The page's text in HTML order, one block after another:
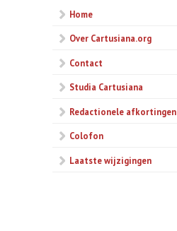
Home
Over Cartusiana.org
Contact
Studia Cartusiana
Redactionele afkortingen
Colofon
Laatste wijzigingen